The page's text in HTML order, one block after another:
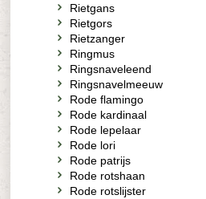
Rietgans
Rietgors
Rietzanger
Ringmus
Ringsnaveleend
Ringsnavelmeeuw
Rode flamingo
Rode kardinaal
Rode lepelaar
Rode lori
Rode patrijs
Rode rotshaan
Rode rotslijster